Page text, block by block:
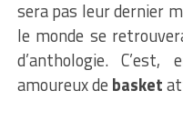
sera pas leur dernier
le monde se
d’anthologie.
amoureux de basket